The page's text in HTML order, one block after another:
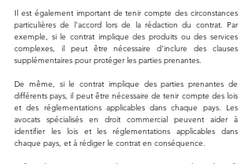
Il est également important de tenir compte des circonstances
particulières de l'accord lors de la rédaction du contrat. Par
exemple, si le contrat implique des produits ou des services
complexes, il peut être nécessaire d'inclure des clauses
supplémentaires pour protéger les parties prenantes.
De même, si le contrat implique des parties prenantes de
différents pays, il peut être nécessaire de tenir compte des lois
et des réglementations applicables dans chaque pays. Les
avocats spécialisés en droit commercial peuvent aider à
identifier les lois et les réglementations applicables dans
chaque pays, et à rédiger le contrat en conséquence.